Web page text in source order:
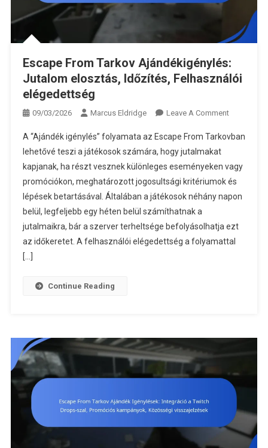
Escape From Tarkov Ajándékigénylés:
Jutalom elosztás, Időzítés, Felhasználói
elégedettség
09/03/2026 Marcus Eldridge Leave A CommentOn
From
Jutalom
Elosztás,
A “Ajándék igénylés” folyamata az Escape From Tarkovban
lehetővé teszi a játékosok számára, hogy jutalmakat
kapjanak, ha részt vesznek különleges eseményeken vagy
promóciókon, meghatározott jogosultsági kritériumok és
lépések betartásával. Általában a játékosok néhány napon
belül, legfeljebb egy héten belül számíthatnak a
jutalmaikra, bár a szerver terheltsége befolyásolhatja ezt
az időkeretet. A felhasználói elégedettség a folyamattal
[…]
Continue Reading